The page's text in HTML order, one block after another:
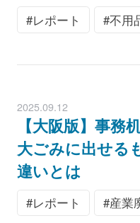
レポート 不用
2025.09.12
【大阪版】事務
大ごみに出せる
違いとは
レポート 産業